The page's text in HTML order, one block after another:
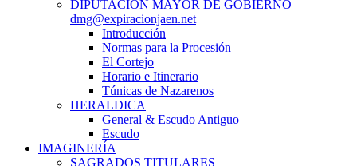
DIPUTACIÓN MAYOR DE GOBIERNO
dmg@expiracionjaen.net
Introducción
Normas para la Procesión
El Cortejo
Horario e Itinerario
Túnicas de Nazarenos
HERALDICA
General & Escudo Antiguo
Escudo
IMAGINERÍA
SAGRADOS TITULARES